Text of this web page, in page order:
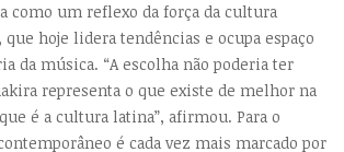
como um reflexo da força da cultura
hoje lidera tendências e ocupa espaço
da música. “A escolha não poderia ter
representa o que existe de melhor na
é a cultura latina”, afirmou. Para o
é cada vez mais marcado por